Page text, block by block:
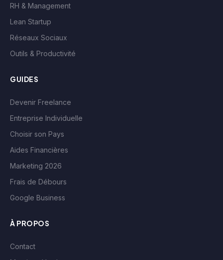
RH & Management
Lean Startup
Réseaux Sociaux
Outils & Productivité
GUIDES
Devenir Freelance
Entreprise Individuelle
Choisir son Pays
Aides Financières
Marketing 2026
Frais de Débours
Google Business
À PROPOS
Contact